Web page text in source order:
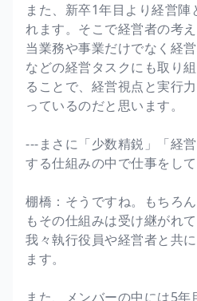
また、新卒1年目より経営
れます。そこで経営者の考
当業務や事業だけでなく経
などの経営タスクにも取り
ることで、経営視点と実行
っているのだと思います。
---まさに「少数精鋭」「経
する仕組みの中で仕事をして
棚橋：そうですね。もちろ
もその仕組みは受け継がれ
我々執行役員や経営者と共
ます。
また、メンバーの中には5年